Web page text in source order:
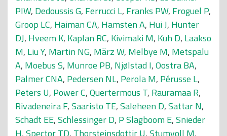
PIW, Dedoussis G, Ferrucci L, Franks PW, Froguel P,
Groop LC, Haiman CA, Hamsten A, Hui J, Hunter
DJ, Hveem K, Kaplan RC, Kivimaki M, Kuh D, Laakso
M, Liu Y, Martin NG, März W, Melbye M, Metspalu
A, Moebus S, Munroe PB, Njølstad I,Oostra BA,
Palmer CNA, Pedersen NL, Perola M, Pérusse L,
Peters U, Power C,Quertermous T, Rauramaa R,
Rivadeneira F,Saaristo TE,Saleheen D,Sattar N,
Schadt EE,Schlessinger D, P Slagboom E,Snieder
H,Spector TD, Thorsteinsdottir U,Stumvoll M,